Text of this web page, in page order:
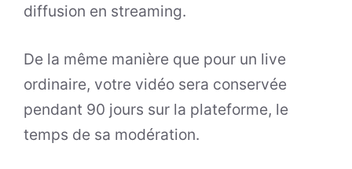
diffusion en streaming.
De la même manière que pour un live
ordinaire, votre vidéo sera conservée
pendant 90 jours sur la plateforme, le
temps de sa modération.